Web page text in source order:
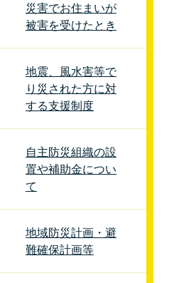
災害でお住まいが
被害を受けたとき
地震、風水害等で
り災された方に対
する支援制度
自主防災組織の設
置や補助金につい
て
地域防災計画・避
難確保計画等